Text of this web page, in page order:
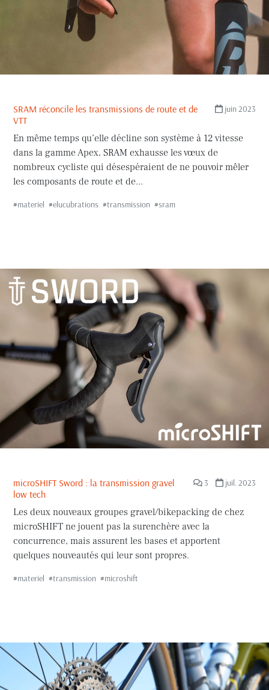
juin 2023
SRAM réconcile les transmissions de route et de
VTT
En même temps qu’elle décline son système à 12 vitesse
dans la gamme Apex, SRAM exhausse les vœux de
nombreux cycliste qui désespéraient de ne pouvoir mêler
les composants de route et de...
#materiel #elucubrations #transmission #sram
3 juil. 2023
microSHIFT Sword : la transmission gravel
low tech
Les deux nouveaux groupes gravel/bikepacking de chez
microSHIFT ne jouent pas la surenchère avec la
concurrence, mais assurent les bases et apportent
quelques nouveautés qui leur sont propres.
#materiel #transmission #microshift